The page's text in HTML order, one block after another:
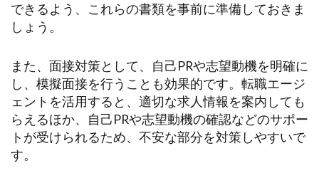
できるよう、これらの書類を事前に準備しておきま
しょう。
また、面接対策として、自己PRや志望動機を明確に
し、模擬面接を行うことも効果的です。転職エージ
ェントを活用すると、適切な求人情報を案内しても
らえるほか、自己PRや志望動機の確認などのサポー
トが受けられるため、不安な部分を対策しやすいで
す。